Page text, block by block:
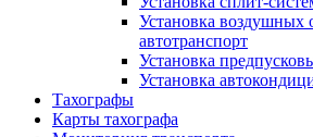
Установка воздушных
автотранспорт
Установка
Установка
Тахографы
Карты тахографа